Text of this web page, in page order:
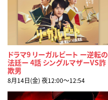
ドラマ9 リーガルビート ー逆転の
法廷ー 4話 シングルマザーVS詐
欺男
8月14日(金) 夜12:00〜12:54